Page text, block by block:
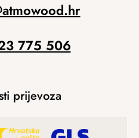
atmowood.hr
775 506
prijevoza